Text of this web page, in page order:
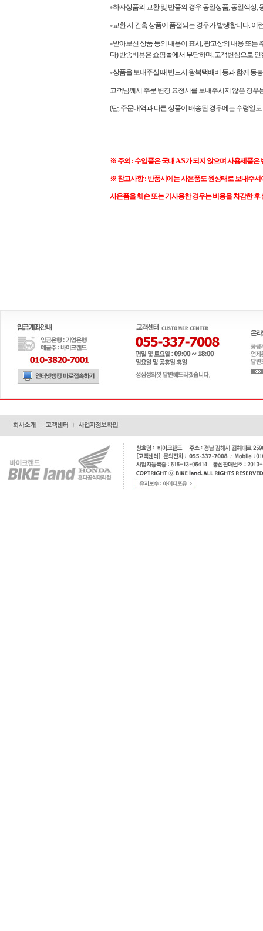
●하자상품의 교환 및 반품의 경우 동일상품, 동일색상
●교환 시 간혹 상품이 품절되는 경우가 발생합니다.
●받아보신 상품 등의 내용이 표시, 광고상의 내용 또는
다) 반송비용은 쇼핑몰에서 부담하며, 고객변심으로
●상품을 보내주실 때 반드시 왕복택배비 등과 함께 동
고객님께서 주문 변경 요청서를 보내주시지 않은 경우
(단, 주문내역과 다른 상품이 배송된 경우에는 수령일
※ 주의 : 수입품은 국내 A/S가 되지 않으며 사용제품은
※ 참고사항 : 반품시에는 사은품도 원상태로 보내주
사은품을 훼손 또는 기사용한 경우는 비용을 차감한 후